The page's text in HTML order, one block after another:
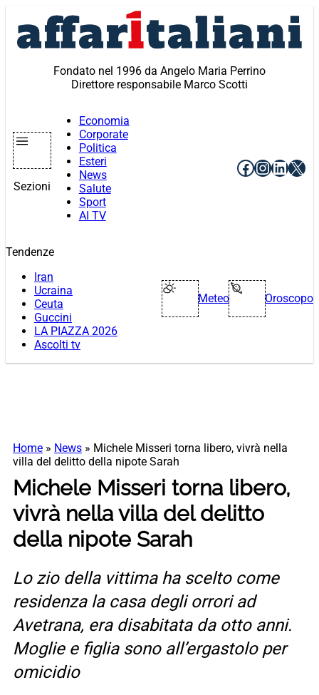
contenuto
Fondato nel 1996 da Angelo Maria Perrino
Direttore responsabile Marco Scotti
Sezioni
Economia
Corporate
Politica
Esteri
News
Salute
Sport
AI TV
Facebook
X
Tendenze
Iran
Ucraina
Ceuta
Guccini
LA PIAZZA 2026
Ascolti tv
Meteo Oroscopo
Home » News » Michele Misseri torna libero, vivrà nella
villa del delitto della nipote Sarah
Michele Misseri torna libero,
vivrà nella villa del delitto
della nipote Sarah
Lo zio della vittima ha scelto come
residenza la casa degli orrori ad
Avetrana, era disabitata da otto anni.
Moglie e figlia sono all’ergastolo per
omicidio